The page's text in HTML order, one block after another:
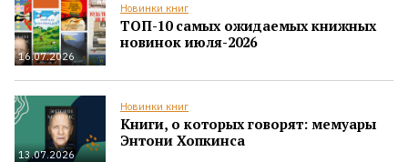
16.07.2026
Новинки книг
ТОП-10 самых ожидаемых книжных
новинок июля-2026
13.07.2026
Новинки книг
Книги, о которых говорят: мемуары
Энтони Хопкинса